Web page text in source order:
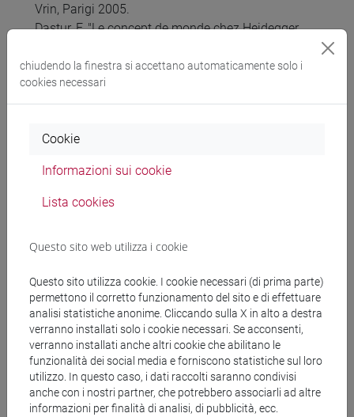
Vrin, Parigi 2005.
Dastur, F. "Le concept de monde chez Heidegger
Esposito, C. "Introduzione a Heidegger", il Mulino,
Bologna, 2017
Fabris, A., "Essere e tempo di Heidegger", Carocci,
Franck, D. "Heidegger e le problème de l’espace", les
éditions de minuit, Parigi 1986
Galanti Grollo, S. "Esistenza e mondo.
L’ermeneutica della fatticità in Heidegger (1919-
Edizioni Unicopli, Milano 1999
Paltrinieri, G.L. "Heidegger e l’epoché
fenomenologica di Husserl", LOGOI.PH, vol. X,
2024, pp. 171-183
Perissinotto, L. "Le vie dell'interpretazione nella
filosofia contemporanea", Laterza Roma-Bari,
2002.
Rovatti, P. A. "La posta in gioco. Heidegger, Husserl,
il soggetto", Milano, Mimesis 2010.
chiudendo la finestra si accettano automaticamente solo i
cookies necessari
Cookie
Informazioni sui cookie
Lista cookies
Questo sito web utilizza i cookie
Questo sito utilizza cookie. I cookie necessari (di prima parte)
permettono il corretto funzionamento del sito e di effettuare
analisi statistiche anonime. Cliccando sulla X in alto a destra
verranno installati solo i cookie necessari. Se acconsenti,
verranno installati anche altri cookie che abilitano le
funzionalità dei social media e forniscono statistiche sul loro
utilizzo. In questo caso, i dati raccolti saranno condivisi
anche con i nostri partner, che potrebbero associarli ad altre
informazioni per finalità di analisi, di pubblicità, ecc.